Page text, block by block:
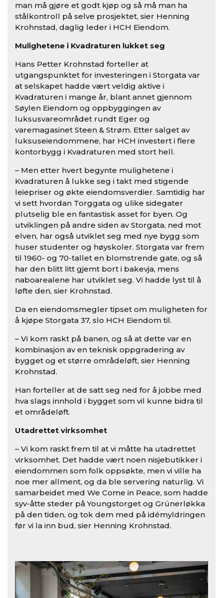
man må gjøre et godt kjøp og så må man ha
stålkontroll på selve prosjektet, sier Henning
Krohnstad, daglig leder i HCH Eiendom.
Mulighetene i Kvadraturen lukket seg
Hans Petter Krohnstad forteller at
utgangspunktet for investeringen i Storgata var
at selskapet hadde vært veldig aktive i
Kvadraturen i mange år, blant annet gjennom
Søylen Eiendom og oppbyggingen av
luksusvareområdet rundt Eger og
varemagasinet Steen & Strøm. Etter salget av
luksuseiendommene, har HCH investert i flere
kontorbygg i Kvadraturen med stort hell.
– Men etter hvert begynte mulighetene i
Kvadraturen å lukke seg i takt med stigende
leiepriser og økte eiendomsverdier. Samtidig har
vi sett hvordan Torggata og ulike sidegater
plutselig ble en fantastisk asset for byen. Og
utviklingen på andre siden av Storgata, ned mot
elven, har også utviklet seg med nye bygg som
huser studenter og høyskoler. Storgata var frem
til 1960- og 70-tallet en blomstrende gate, og så
har den blitt litt gjemt bort i bakevja, mens
naboarealene har utviklet seg. Vi hadde lyst til å
løfte den, sier Krohnstad.
Da en eiendomsmegler tipset om muligheten for
å kjøpe Storgata 37, slo HCH Eiendom til.
– Vi kom raskt på banen, og så at dette var en
kombinasjon av en teknisk oppgradering av
bygget og et større områdeløft, sier Henning
Krohnstad.
Han forteller at de satt seg ned for å jobbe med
hva slags innhold i bygget som vil kunne bidra til
et områdeløft.
Utadrettet virksomhet
– Vi kom raskt frem til at vi måtte ha utadrettet
virksomhet. Det hadde vært noen nisjebutikker i
eiendommen som folk oppsøkte, men vi ville ha
noe mer allment, og da ble servering naturlig. Vi
samarbeidet med We Come in Peace, som hadde
syv-åtte steder på Youngstorget og Grünerløkka
på den tiden, og tok dem med på idémyldringen
før vi la inn bud, sier Henning Krohnstad.